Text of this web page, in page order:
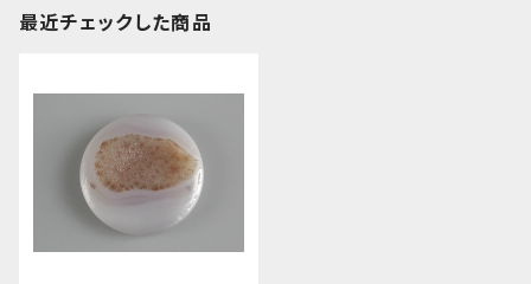
最近チェックした商品